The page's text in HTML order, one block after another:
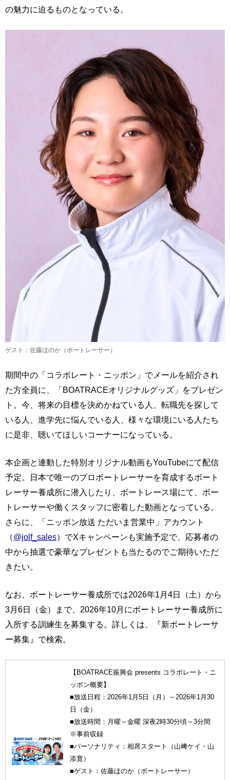
の魅力に迫るものとなっている。
ゲスト：佐藤ほのか（ボートレーサー）
期間中の「コラボレート・ニッポン」でメールを紹介され
た方全員に、「BOATRACEオリジナルグッズ」をプレゼン
ト。今、将来の目標を決めかねている人、転職先を探して
いる人、進学先に悩んでいる人、様々な環境にいる人たち
に是非、聴いてほしいコーナーになっている。
本企画と連動した特別オリジナル動画もYouTubeにて配信
予定。日本で唯一のプロボートレーサーを育成するボート
レーサー養成所に潜入したり、ボートレース場にて、ボー
トレーサーや働くスタッフに密着した動画となっている。
さらに、「ニッポン放送 ただいま営業中」アカウント
（@jolf_sales）でXキャンペーンも実施予定で、応募者の
中から抽選で豪華なプレゼントも当たるのでご期待いただ
きたい。
なお、ボートレーサー養成所では2026年1月4日（土）から
3月6日（金）まで、2026年10月にボートレーサー養成所に
入所する訓練生を募集する。詳しくは、『新ボートレーサ
ー募集』で検索。
【BOATRACE振興会 presents コラボレート・ニ
ッポン概要】
■放送日程：2026年1月5日（月）～2026年1月30
日（金）
■放送時間：月曜～金曜 深夜2時30分頃～3分間
※事前収録
■パーソナリティ：相席スタート（山﨑ケイ・山
添寛）
■ゲスト：佐藤ほのか（ボートレーサー）